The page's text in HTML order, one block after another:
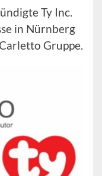
Ty Inc.
in Nürnberg
Gruppe.